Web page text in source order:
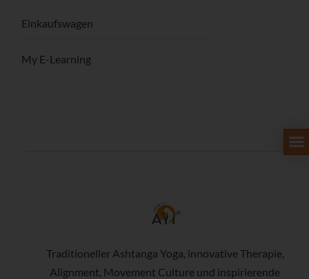
Einkaufswagen
My E-Learning
Traditioneller Ashtanga Yoga, innovative Therapie,
Alignment, Movement Culture und inspirierende